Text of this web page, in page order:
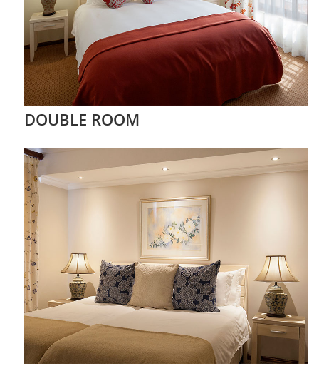
DOUBLE ROOM